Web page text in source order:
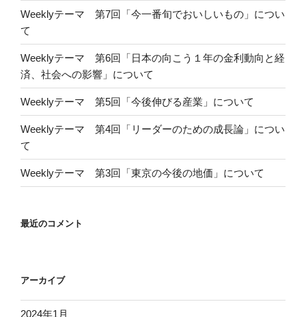
Weeklyテーマ 第7回「今一番旬でおいしいもの」につい
て
Weeklyテーマ 第6回「日本の向こう１年の金利動向と経
済、社会への影響」について
Weeklyテーマ 第5回「今後伸びる産業」について
Weeklyテーマ 第4回「リーダーのための成長論」につい
て
Weeklyテーマ 第3回「東京の今後の地価」について
最近のコメント
アーカイブ
2024年1月